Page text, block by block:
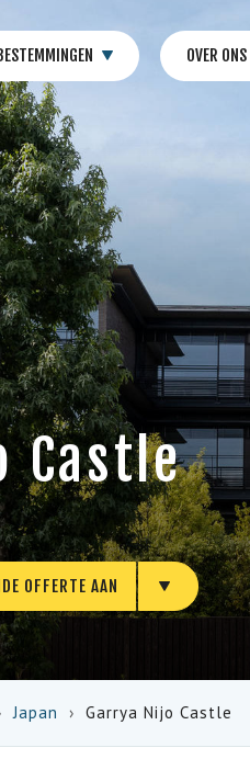
OVER ONS
Castle
OFFERTE AAN
Japan Garrya Nijo Castle